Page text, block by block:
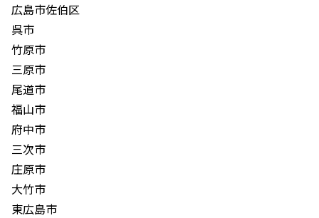
広島市佐伯区
呉市
竹原市
三原市
尾道市
福山市
府中市
三次市
庄原市
大竹市
東広島市